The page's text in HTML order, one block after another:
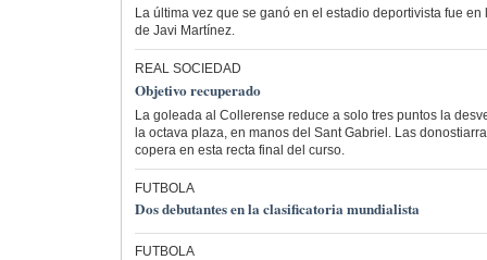
La última vez que se ganó en el estadio deportivista fue
de Javi Martínez.
REAL SOCIEDAD
Objetivo recuperado
La goleada al Collerense reduce a solo tres puntos la
la octava plaza, en manos del Sant Gabriel. Las
copera en esta recta final del curso.
FUTBOLA
Dos debutantes en la clasificatoria mundialista
FUTBOLA